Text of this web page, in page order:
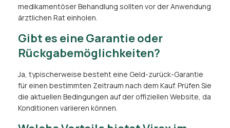
medikamentöser Behandlung sollten vor der Anwendung
ärztlichen Rat einholen.
Gibt es eine Garantie oder
Rückgabemöglichkeiten?
Ja, typischerweise besteht eine Geld-zurück-Garantie
für einen bestimmten Zeitraum nach dem Kauf. Prüfen Sie
die aktuellen Bedingungen auf der offiziellen Website, da
Konditionen variieren können.